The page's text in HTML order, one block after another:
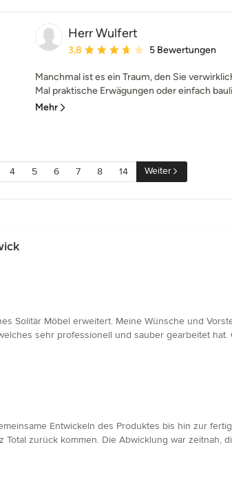
Herr Wulfert
Durchschnittliche Bewertung: 3.8 von
3,8 5 Bewertungen
Manchmal ist es ein Traum, den Sie
Mal praktische Erwägungen oder einfach
Mehr
4 5 6 7 8 14 Weiter
Solitär Möbel erweitert. Meine Wünsche und
sehr professionell und sauber gearbeitet hat.
Entwickeln des Produktes bis hin zur
zurück kommen. Die Abwicklung war zeitnah,